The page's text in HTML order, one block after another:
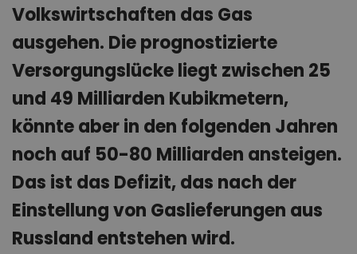
Volkswirtschaften das Gas
ausgehen. Die prognostizierte
Versorgungslücke liegt zwischen 25
und 49 Milliarden Kubikmetern,
könnte aber in den folgenden Jahren
noch auf 50-80 Milliarden ansteigen.
Das ist das Defizit, das nach der
Einstellung von Gaslieferungen aus
Russland entstehen wird.